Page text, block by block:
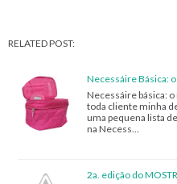
RELATED POST:
Necessáire Básica:
Necessáire básica:
toda cliente minha
uma pequena lista
na Necess…
2a. edição do